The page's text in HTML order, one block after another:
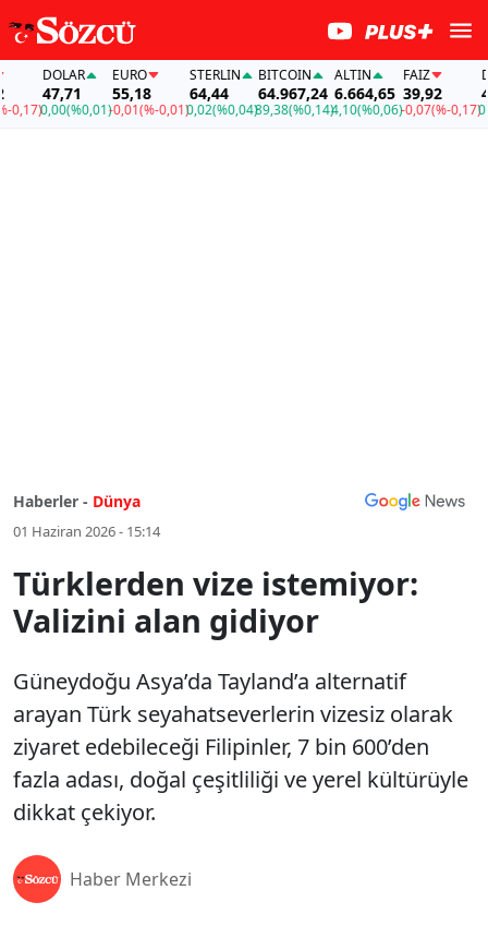
DOLAR
47,71
0,00(%0,01)
EURO
55,18
-0,01(%-0,01)
STERLIN
64,44
0,02(%0,04)
BITCOIN
64.967,24
89,38(%0,14)
ALTIN
6.664,65
4,10(%0,06)
FAİZ
39,92
-0,07(%-0,17)0,00
Haberler - Dünya
01 Haziran 2026 - 15:14
Türklerden vize istemiyor:
Valizini alan gidiyor
Güneydoğu Asya’da Tayland’a alternatif
arayan Türk seyahatseverlerin vizesiz olarak
ziyaret edebileceği Filipinler, 7 bin 600’den
fazla adası, doğal çeşitliliği ve yerel kültürüyle
dikkat çekiyor.
Haber Merkezi